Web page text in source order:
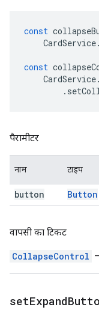
const
CardService.
const
CardService.
.
पैरामीटर
नाम टाइप
button Button
वापसी का टिकट
CollapseControl